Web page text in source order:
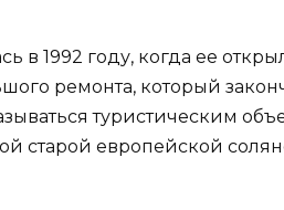
в 1992 году, когда ее
ремонта, который
туристическим
старой европейской